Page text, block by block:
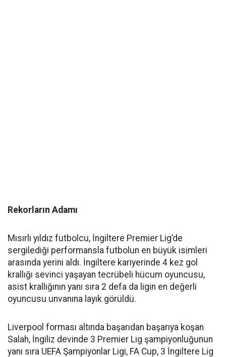
Rekorların Adamı
Mısırlı yıldız futbolcu, İngiltere Premier Lig’de
sergilediği performansla futbolun en büyük isimleri
arasında yerini aldı. İngiltere kariyerinde 4 kez gol
krallığı sevinci yaşayan tecrübeli hücum oyuncusu,
asist krallığının yanı sıra 2 defa da ligin en değerli
oyuncusu unvanına layık görüldü.
Liverpool forması altında başarıdan başarıya koşan
Salah, İngiliz devinde 3 Premier Lig şampiyonluğunun
yanı sıra UEFA Şampiyonlar Ligi, FA Cup, 3 İngiltere Lig